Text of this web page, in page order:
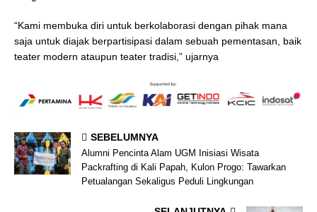
“Kami membuka diri untuk berkolaborasi dengan pihak mana
saja untuk diajak berpartisipasi dalam sebuah pementasan, baik
teater modern ataupun teater tradisi,” ujarnya
SEBELUMNYA
Alumni Pencinta Alam UGM Inisiasi Wisata
Packrafting di Kali Papah, Kulon Progo: Tawarkan
Petualangan Sekaligus Peduli Lingkungan